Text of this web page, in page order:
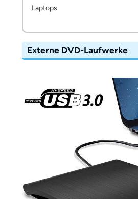
Laptops
Externe DVD-Laufwerke